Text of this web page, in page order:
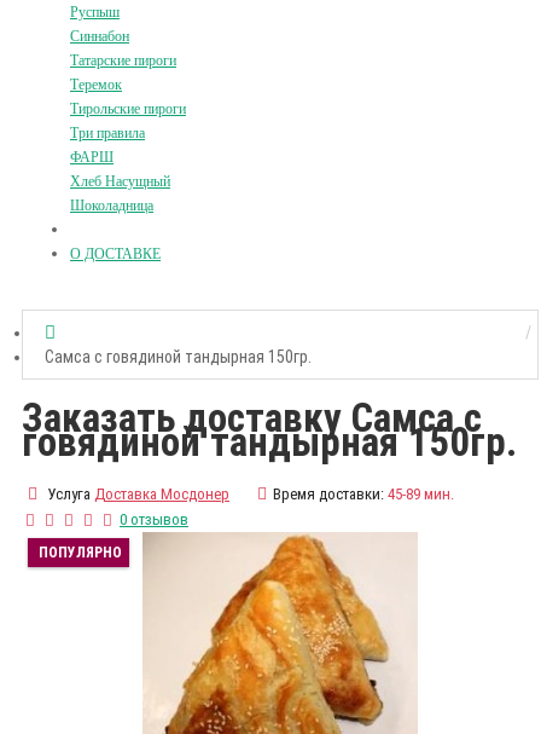
Руспыш
Синнабон
Татарские пироги
Теремок
Тирольские пироги
Три правила
ФАРШ
Хлеб Насущный
Шоколадница
О ДОСТАВКЕ
Самса с говядиной тандырная 150гр.
Заказать доставку Самса с
говядиной тандырная 150гр.
Услуга Доставка Мосдонер Время доставки: 45-89 мин.
0 отзывов
ПОПУЛЯРНО